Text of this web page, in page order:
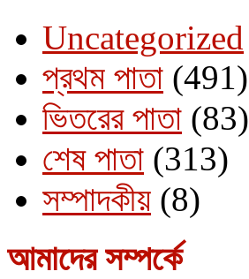
Uncategorized
প্রথম পাতা (491)
ভিতরের পাতা (83)
শেষ পাতা (313)
সম্পাদকীয় (8)
আমাদের সম্পর্কে